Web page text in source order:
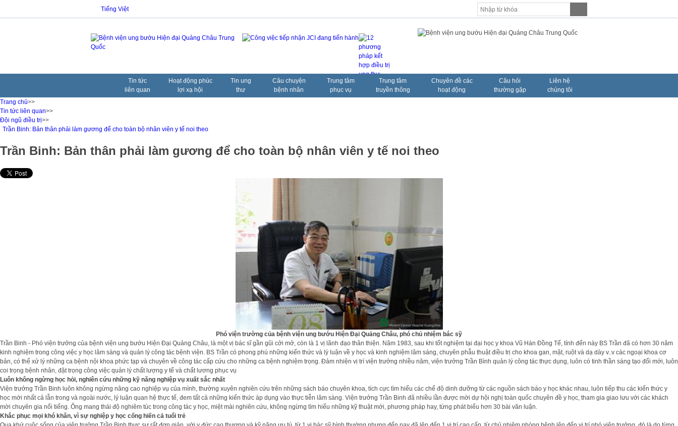
Tiếng Việt
Tin tức
liên quan
Hoạt động phúc
lợi xạ hội
Tin ung
thư
Câu chuyện
bệnh nhân
Trung tâm
phục vụ
Trung tâm
truyền thông
Chuyên đề các
hoạt động
Câu hỏi
thường gặp
Liên hệ
chúng tôi
Trang chủ>>
Tin tức liên quan>>
Đội ngũ điều trị>>
Trần Binh: Bản thân phải làm gương để cho toàn bộ nhân viên y tế noi theo
Trần Binh: Bản thân phải làm gương để cho toàn bộ nhân viên y tế noi theo
Phó viện trường của bệnh viện ung bướu Hiện Đại Quảng Châu, phó chủ nhiệm bác sỹ
Trần Binh - Phó viện trưởng của bệnh viện ung bướu Hiện Đại Quảng Châu, là một vị bác sĩ gần gũi cởi mở, còn là 1 vị lãnh đạo thân thiện. Năm 1983, sau khi tốt nghiệm tại đại học y khoa Vũ Hán Đồng Tế, tính đến này BS Trần đã có hơn 30 năm
kinh nghiệm trong công việc y học lâm sàng và quản lý công tác bệnh viện. BS Trần có phong phú những kiến thức và lý luận về y học và kinh nghiệm lâm sáng, chuyên phẫu thuật điều trị cho khoa gan, mật, ruột và dạ dày v..v các ngoại khoa cơ
bản, có thể xử lý những ca bệnh nội khoa phức tạp và chuyên về công tác cấp cứu cho những ca bệnh nghiệm trọng. Đảm nhiện vị trí viện trưởng nhiều năm, viện trưởng Trần Bình quản lý công tác thực dụng, luôn có tinh thần sáng tạo đổi mới, luôn
coi trọng bệnh nhân, đặt trọng công việc quản lý chất lượng y tế và chất lương phục vụ
Luôn không ngừng học hỏi, nghiên cứu những kỹ năng nghiệp vụ xuất sắc nhất
Viện trưởng Trần Binh luôn không ngừng nâng cao nghiệp vụ của mình, thường xuyên nghiên cứu trên những sách báo chuyên khoa, tích cực tìm hiểu các chế độ dinh dưỡng từ các nguồn sách báo y học khác nhau, luôn tiếp thu các kiến thức y
học mới nhất cả lẫn trong và ngoài nước, lý luận quan hệ thực tế, đem tất cả những kiến thức áp dụng vào thực tiễn lâm sàng. Viện trưởng Trần Binh đã nhiều lần được mời dự hội nghị toàn quốc chuyên đề y học, tham gia giao lưu với các khách
mời chuyên gia nổi tiếng. Ông mang thái độ nghiêm túc trong công tác y học, miệt mài nghiên cứu, không ngừng tìm hiểu những kỹ thuật mới, phương pháp hay, từng phát biểu hơn 30 bài văn luận.
Khắc phục mọi khó khăn, vì sự nghiệp y học cống hiến cả tuổi trẻ